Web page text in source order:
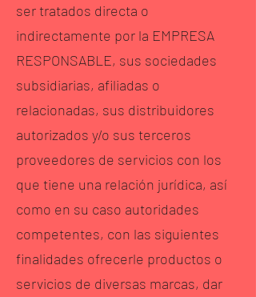
ser tratados directa o
indirectamente por la EMPRESA
RESPONSABLE, sus sociedades
subsidiarias, afiliadas o
relacionadas, sus distribuidores
autorizados y/o sus terceros
proveedores de servicios con los
que tiene una relación jurídica, así
como en su caso autoridades
competentes, con las siguientes
finalidades ofrecerle productos o
servicios de diversas marcas, dar